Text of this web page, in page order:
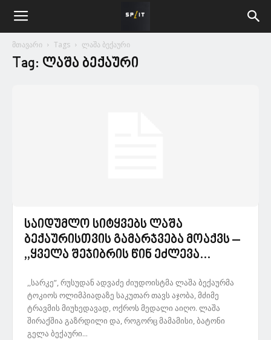
მთავარი Tags ლაშა ბექაური
Tag: ლაშა ბექაური
საიდუმლო სიტყვებს ლაშა
ბექაურისთვის გამარჯვება მოაქვს –
,,ყველა შეჯიბრის წინ ეძლევა...
,,სარკე”, რუსუდან ადვაძე ძიუდოისტმა ლაშა ბექაურმა
ტოკიოს ოლიმპიადაზე საკუთარ თავს აჯობა, მძიმე
ტრავმის მიუხედავად, ოქროს მედალი აიღო. ლაშა
შირაქშია გაზრდილი და, როგორც მამამისი, ბატონი
გელა ბექაური...